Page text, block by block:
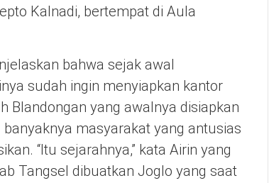
Kalnadi, bertempat di Aula
bahwa sejak awal
sudah ingin menyiapkan kantor
Blandongan yang awalnya disiapkan
masyarakat yang antusias
“Itu sejarahnya,” kata Airin yang
Tangsel dibuatkan Joglo yang saat